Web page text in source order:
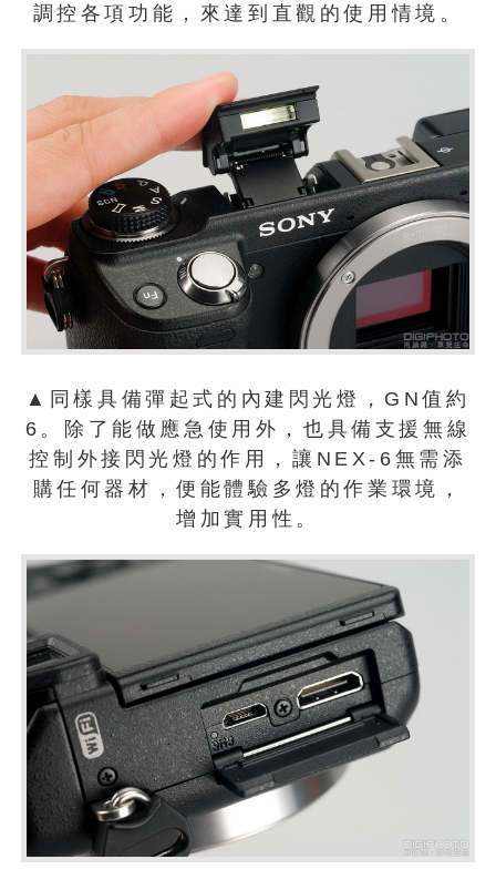
調控各項功能，來達到直觀的使用情境。
▲同樣具備彈起式的內建閃光燈，GN值約
6。除了能做應急使用外，也具備支援無線
控制外接閃光燈的作用，讓NEX-6無需添
購任何器材，便能體驗多燈的作業環境，
增加實用性。